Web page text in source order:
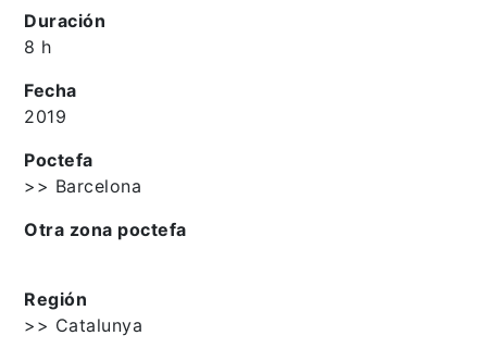
Duración
8 h
Fecha
2019
Poctefa
>> Barcelona
Otra zona poctefa
Región
>> Catalunya